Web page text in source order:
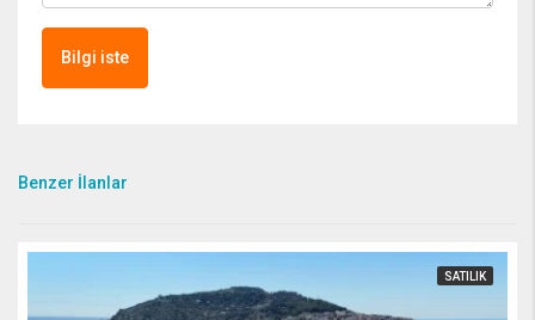
Bilgi iste
Benzer İlanlar
SATILIK